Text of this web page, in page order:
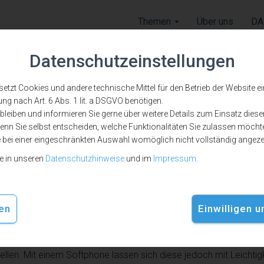
Datenschutzeinstellungen
Cookies und andere technische Mittel für den Betrieb der Website
nach Art. 6 Abs. 1 lit. a DSGVO benötigen.
und informieren Sie gerne über weitere Details zum Einsatz
Sie selbst entscheiden, welche Funktionalitäten Sie zulassen
bei einer eingeschränkten Auswahl womöglich nicht vollständig
in unseren Datenschutzhinweise und im Impressum
Einwilligen
Themen Über uns
die Kanzlei: Keinen Anruf
kompetenten Rechtsanwalt gegeben, der ihr vor einem
zum Telefon und wählt. Freizeichen. Eine Minute, zwei
Internet nach anderen Anwält:innen. Wieder einen
Mit einem Softphone lassen sich diese jedoch mit